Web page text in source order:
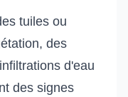
tuiles ou
des
d'eau
des signes